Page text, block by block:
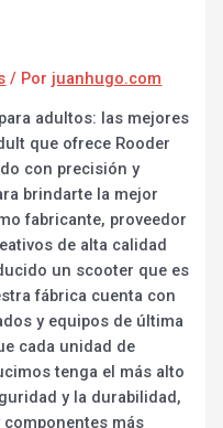
/ Por juanhugo.com
adultos: las mejores
que ofrece Rooder
con precisión y
brindarte la mejor
fabricante, proveedor
de alta calidad
un scooter que es
fábrica cuenta con
y equipos de última
cada unidad de
tenga el más alto
y la durabilidad,
más